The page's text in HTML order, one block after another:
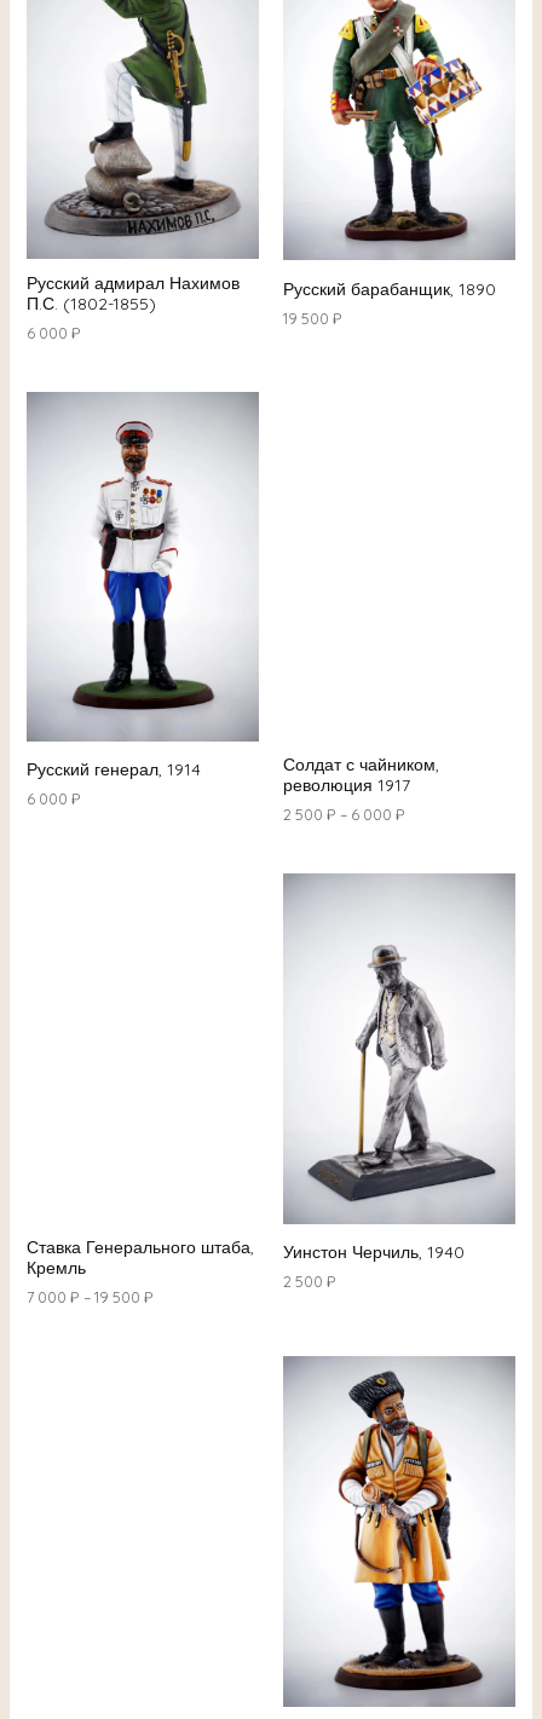
Русский адмирал Нахимов
П.С. (1802-1855)
6 000 ₽
Русский барабанщик, 1890
19 500 ₽
Русский генерал, 1914
6 000 ₽
Солдат с чайником,
революция 1917
2 500 ₽ – 6 000 ₽
Ставка Генерального штаба,
Кремль
7 000 ₽ –19 500 ₽
Уинстон Черчиль, 1940
2 500 ₽